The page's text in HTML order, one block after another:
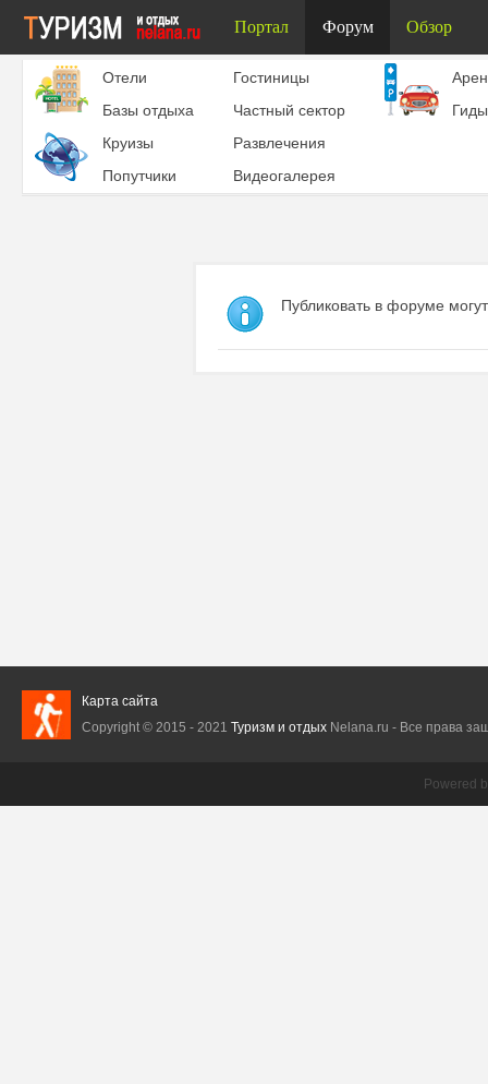
Портал Форум Обзор
Отели
Гостиницы
Базы отдыха
Частный сектор
Гиды
Круизы
Развлечения
Попутчики
Видеогалерея
Публиковать в форуме
Карта сайта
Copyright © 2015 - 2021 Туризм и отдыхNelana.ru - Все права
Powered